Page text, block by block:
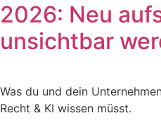
2026: Neu
unsichtbar
Was du und dein
Recht & KI wissen müsst.